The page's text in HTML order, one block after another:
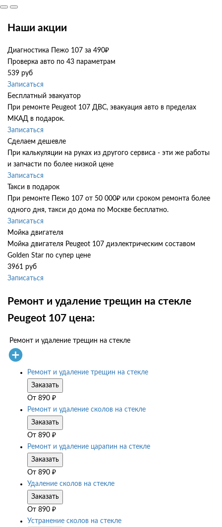
Наши акции
Диагностика Пежо 107 за 490₽
Проверка авто по 43 параметрам
539 руб
Записаться
Бесплатный эвакуатор
При ремонте Peugeot 107 ДВС, эвакуация авто в пределах
МКАД в подарок.
Записаться
Сделаем дешевле
При калькуляции на руках из другого сервиса - эти же работы
и запчасти по более низкой цене
Записаться
Такси в подарок
При ремонте Пежо 107 от 50 000₽ или сроком ремонта более
одного дня, такси до дома по Москве бесплатно.
Записаться
Мойка двигателя
Мойка двигателя Peugeot 107 диэлектрическим составом
Golden Star по супер цене
3961 руб
Записаться
Ремонт и удаление трещин на стекле
Peugeot 107 цена:
Ремонт и удаление трещин на стекле
Ремонт и удаление трещин на стекле
Заказать
От 890 ₽
Ремонт и удаление сколов на стекле
Заказать
От 890 ₽
Ремонт и удаление царапин на стекле
Заказать
От 890 ₽
Удаление сколов на стекле
Заказать
От 890 ₽
Устранение сколов на стекле